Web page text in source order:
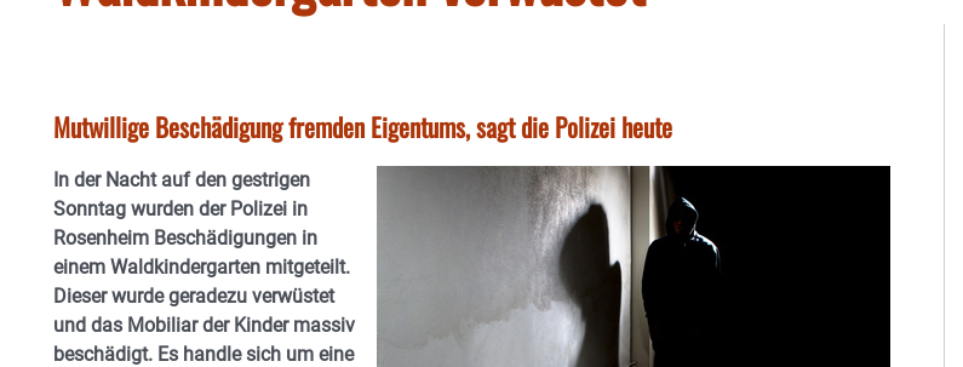
Mutwillige Beschädigung fremden Eigentums, sagt die Polizei heute
In der Nacht auf den gestrigen
Sonntag wurden der Polizei in
Rosenheim Beschädigungen in
einem Waldkindergarten mitgeteilt.
Dieser wurde geradezu verwüstet
und das Mobiliar der Kinder massiv
beschädigt. Es handle sich um eine